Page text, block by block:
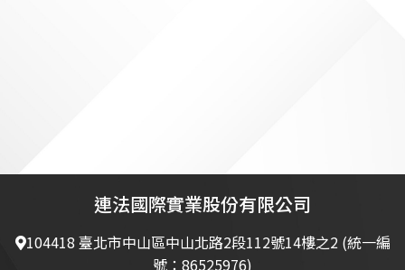
連法國際實業股份有限公司
104418 臺北市中山區中山北路2段112號14樓之2 (統一編
號：86525976)